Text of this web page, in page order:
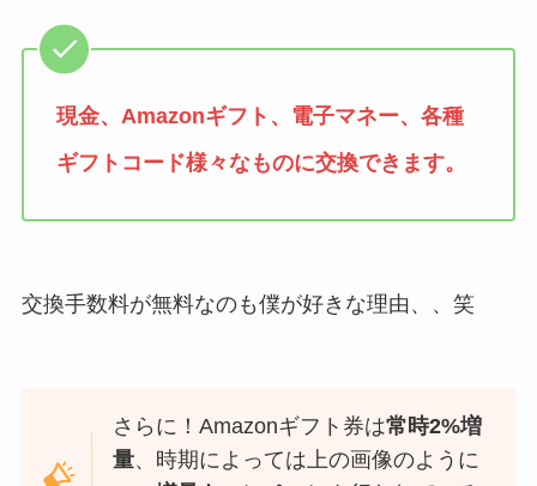
現金、Amazonギフト、電子マネー、各種
ギフトコード様々なものに交換できます。
交換手数料が無料なのも僕が好きな理由、、笑
さらに！Amazonギフト券は常時2%増
量、時期によっては上の画像のように